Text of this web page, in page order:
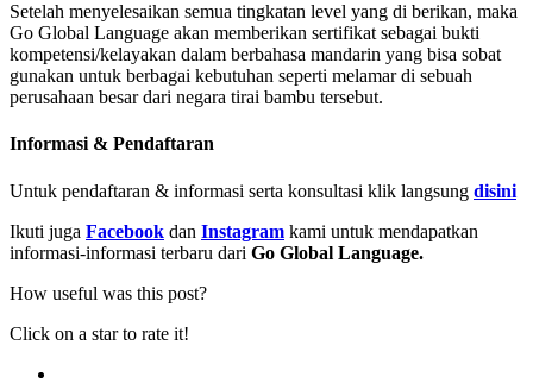
Setelah menyelesaikan semua tingkatan level yang di berikan, maka
Go Global Language akan memberikan sertifikat sebagai bukti
kompetensi/kelayakan dalam berbahasa mandarin yang bisa sobat
gunakan untuk berbagai kebutuhan seperti melamar di sebuah
perusahaan besar dari negara tirai bambu tersebut.
Informasi & Pendaftaran
Untuk pendaftaran & informasi serta konsultasi klik langsung disini
Ikuti juga Facebook dan Instagram kami untuk mendapatkan
informasi-informasi terbaru dari Go Global Language.
How useful was this post?
Click on a star to rate it!